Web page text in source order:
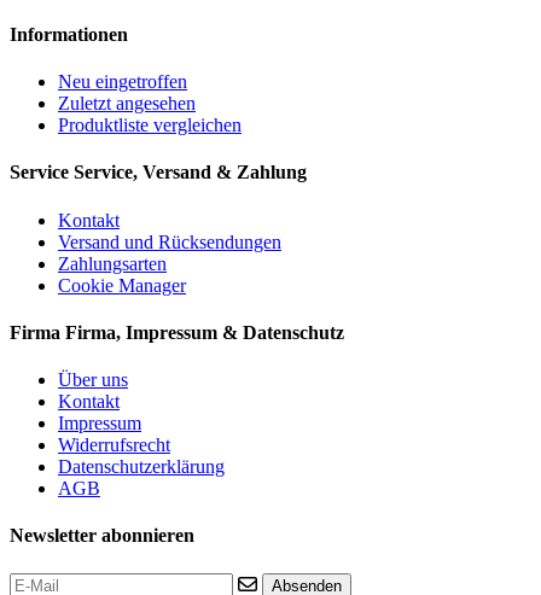
Informationen
Neu eingetroffen
Zuletzt angesehen
Produktliste vergleichen
Service Service, Versand & Zahlung
Kontakt
Versand und Rücksendungen
Zahlungsarten
Cookie Manager
Firma Firma, Impressum & Datenschutz
Über uns
Kontakt
Impressum
Widerrufsrecht
Datenschutzerklärung
AGB
Newsletter abonnieren
Absenden